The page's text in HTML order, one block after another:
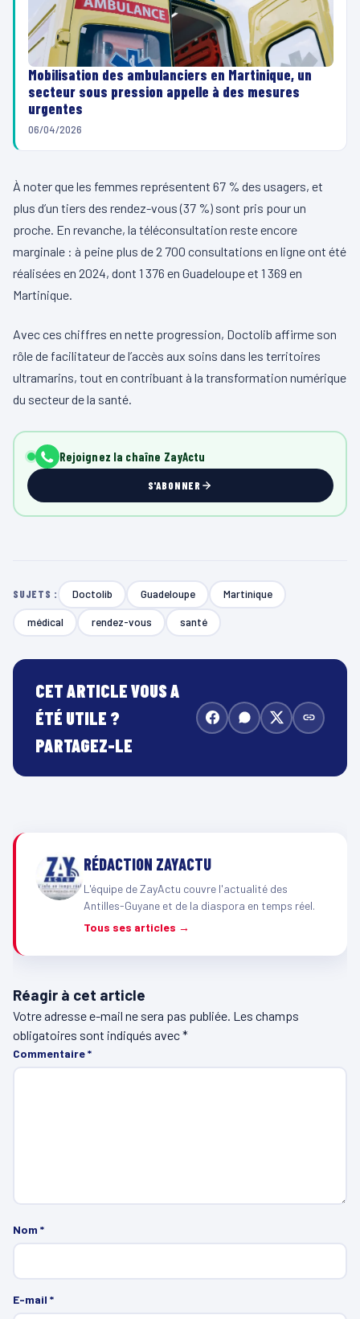
Mobilisation des ambulanciers en Martinique, un
secteur sous pression appelle à des mesures
urgentes
06/04/2026
À noter que les femmes représentent 67 % des usagers, et
plus d’un tiers des rendez-vous (37 %) sont pris pour un
proche. En revanche, la téléconsultation reste encore
marginale : à peine plus de 2 700 consultations en ligne ont été
réalisées en 2024, dont 1 376 en Guadeloupe et 1 369 en
Martinique.
Avec ces chiffres en nette progression, Doctolib affirme son
rôle de facilitateur de l’accès aux soins dans les territoires
ultramarins, tout en contribuant à la transformation numérique
du secteur de la santé.
Rejoignez la chaîne ZayActu
S'ABONNER
SUJETS : Doctolib Guadeloupe Martinique
médical rendez-vous santé
CET ARTICLE VOUS A
ÉTÉ UTILE ?
PARTAGEZ-LE
RÉDACTION ZAYACTU
L'équipe de ZayActu couvre l'actualité des
Antilles-Guyane et de la diaspora en temps réel.
Tous ses articles →
Réagir à cet article
Votre adresse e-mail ne sera pas publiée. Les champs
obligatoires sont indiqués avec*
Commentaire*
Nom *
E-mail *